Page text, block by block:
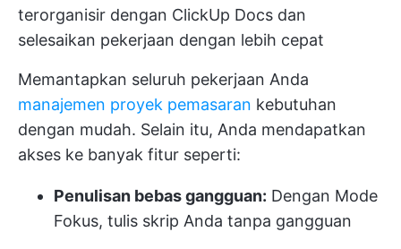
terorganisir dengan ClickUp Docs dan
selesaikan pekerjaan dengan lebih cepat
Memantapkan seluruh pekerjaan Anda
manajemen proyek pemasaran kebutuhan
dengan mudah. Selain itu, Anda mendapatkan
akses ke banyak fitur seperti:
Penulisan bebas gangguan: Dengan Mode
Fokus, tulis skrip Anda tanpa gangguan